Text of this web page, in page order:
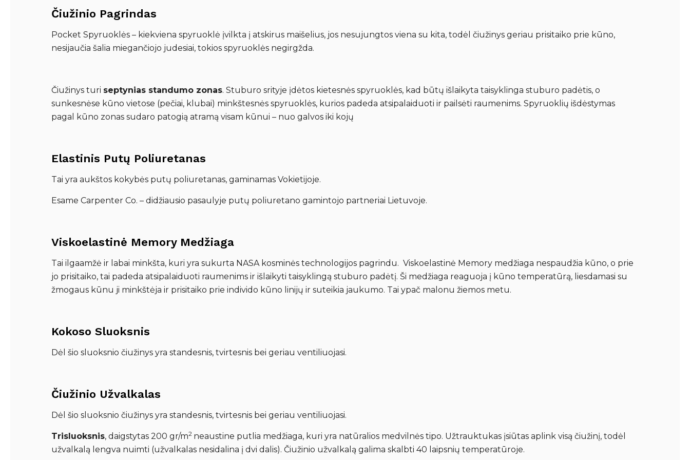
Čiužinio Pagrindas
Pocket Spyruoklės – kiekviena spyruoklė įvilkta į atskirus maišelius, jos nesujungtos viena su kita, todėl čiužinys geriau prisitaiko prie kūno,
nesijaučia šalia miegančiojo judesiai, tokios spyruoklės negirgžda.
Čiužinys turi septynias standumo zonas. Stuburo srityje įdėtos kietesnės spyruoklės, kad būtų išlaikyta taisyklinga stuburo padėtis, o
sunkesnėse kūno vietose (pečiai, klubai) minkštesnės spyruoklės, kurios padeda atsipalaiduoti ir pailsėti raumenims. Spyruoklių išdėstymas
pagal kūno zonas sudaro patogią atramą visam kūnui – nuo galvos iki kojų
Elastinis Putų Poliuretanas
Tai yra aukštos kokybės putų poliuretanas, gaminamas Vokietijoje.
Esame Carpenter Co. – didžiausio pasaulyje putų poliuretano gamintojo partneriai Lietuvoje.
Viskoelastinė Memory Medžiaga
Tai ilgaamžė ir labai minkšta, kuri yra sukurta NASA kosminės technologijos pagrindu. Viskoelastinė Memory medžiaga nespaudžia kūno, o prie
jo prisitaiko, tai padeda atsipalaiduoti raumenims ir išlaikyti taisyklingą stuburo padėtį. Ši medžiaga reaguoja į kūno temperatūrą, liesdamasi su
žmogaus kūnu ji minkštėja ir prisitaiko prie individo kūno linijų ir suteikia jaukumo. Tai ypač malonu žiemos metu.
Kokoso Sluoksnis
Dėl šio sluoksnio čiužinys yra standesnis, tvirtesnis bei geriau ventiliuojasi.
Čiužinio Užvalkalas
Dėl šio sluoksnio čiužinys yra standesnis, tvirtesnis bei geriau ventiliuojasi.
Trisluoksnis, daigstytas 200 gr/m2 neaustine putlia medžiaga, kuri yra natūralios medvilnės tipo. Užtrauktukas įsiūtas aplink visą čiužinį, todėl
užvalkalą lengva nuimti (užvalkalas nesidalina į dvi dalis). Čiužinio užvalkalą galima skalbti 40 laipsnių temperatūroje.